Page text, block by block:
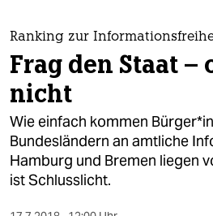
themen
politik
öko
gesellschaft
kultur
Ranking zur
Frag den Staat –
nicht
Wie einfach kommen
Bundesländern an amtliche
Hamburg und Bremen liegen
ist Schlusslicht.